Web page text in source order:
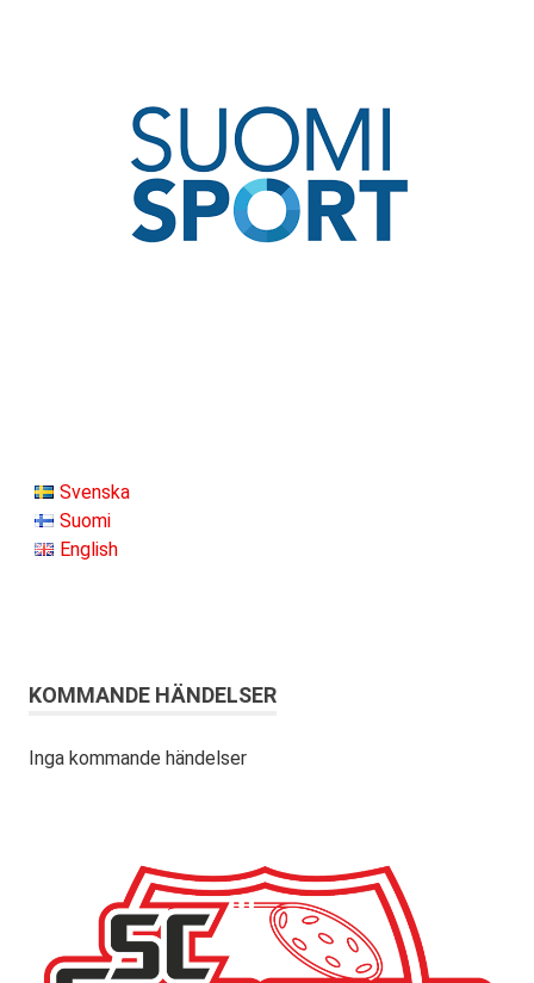
Svenska
Suomi
English
KOMMANDE HÄNDELSER
Inga kommande händelser